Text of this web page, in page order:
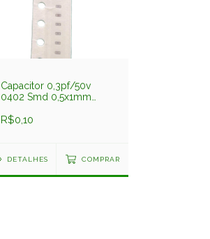
Capacitor 0,3pf/50v
0402 Smd 0,5x1mm
Darfon
R$0,10
DETALHES COMPRAR